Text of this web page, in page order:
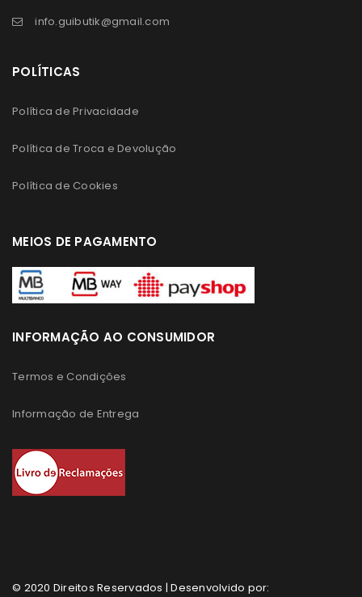
info.guibutik@gmail.com
POLÍTICAS
Política de Privacidade
Política de Troca e Devolução
Política de Cookies
MEIOS DE PAGAMENTO
INFORMAÇÃO AO CONSUMIDOR
Termos e Condições
Informação de Entrega
© 2020 Direitos Reservados | Desenvolvido por: